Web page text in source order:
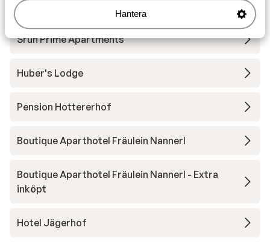
Hantera
Gasthof Riederhof
Sruh Prime Apartments
Huber's Lodge
Pension Hottererhof
Boutique Aparthotel Fräulein Nannerl
Boutique Aparthotel Fräulein Nannerl - Extra
inköpt
Hotel Jägerhof